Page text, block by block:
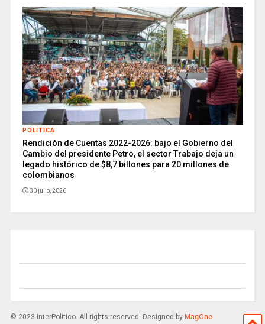
POLITICA
Rendición de Cuentas 2022-2026: bajo el Gobierno del
Cambio del presidente Petro, el sector Trabajo deja un
legado histórico de $8,7 billones para 20 millones de
colombianos
30 julio, 2026
© 2023 InterPolitico. All rights reserved. Designed by MagOne